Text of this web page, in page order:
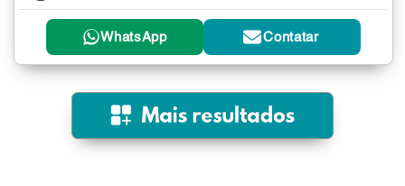
WhatsApp Contatar